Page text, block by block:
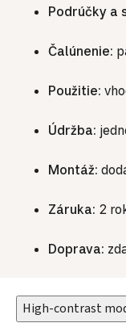
Podrúčky a
Čalúnenie:
Použitie:
Údržba:
Montáž:
Záruka: 2
Doprava:
High-contrast